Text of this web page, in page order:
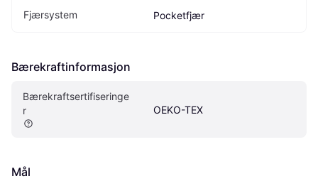
Fjærsystem Pocketfjær
Bærekraftinformasjon
Bærekraftsertifiseringe
r
OEKO-TEX
Mål